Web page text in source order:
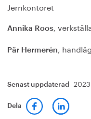
Jernkontoret
Annika Roos,
Pär Hermerén,
Senast uppdaterad
Dela